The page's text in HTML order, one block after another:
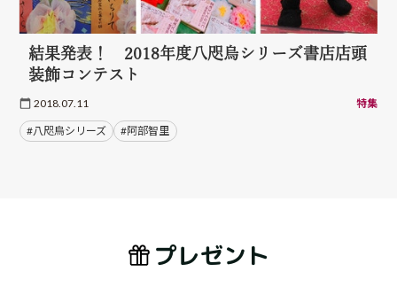
結果発表！ 2018年度八咫烏シリーズ書店店頭
装飾コンテスト
2018.07.11 特集
#八咫烏シリーズ #阿部智里
プレゼント